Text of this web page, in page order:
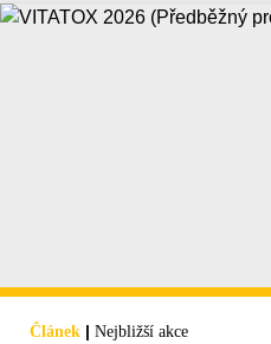
Článek | Nejbližší akce